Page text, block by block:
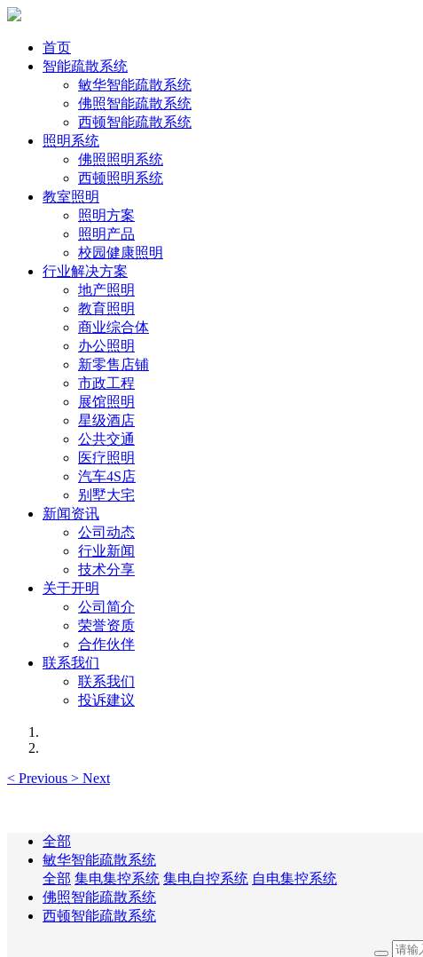
首页
智能疏散系统
敏华智能疏散系统
佛照智能疏散系统
西顿智能疏散系统
照明系统
佛照照明系统
西顿照明系统
教室照明
照明方案
照明产品
校园健康照明
行业解决方案
地产照明
教育照明
商业综合体
办公照明
新零售店铺
市政工程
展馆照明
星级酒店
公共交通
医疗照明
汽车4S店
别墅大宅
新闻资讯
公司动态
行业新闻
技术分享
关于开明
公司简介
荣誉资质
合作伙伴
联系我们
联系我们
投诉建议
< Previous > Next
全部
敏华智能疏散系统
全部 集电集控系统 集电自控系统 自电集控系统
佛照智能疏散系统
西顿智能疏散系统